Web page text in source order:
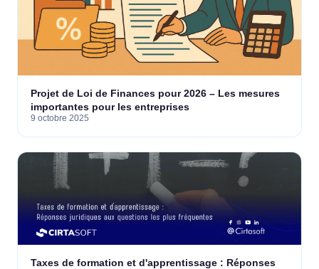
Projet de Loi de Finances pour 2026 – Les mesures
importantes pour les entreprises
9 octobre 2025
Taxes de formation et d'apprentissage : Réponses